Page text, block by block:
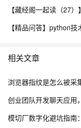
【精品问答】python
相关文章
浏览器指纹是怎么被采
创业团队开发聊天应用